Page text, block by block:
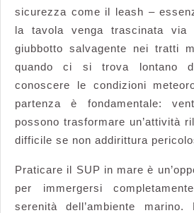
sicurezza come il leash –
la tavola venga trascinata
giubbotto salvagente nei tratti
quando ci si trova lontano
conoscere le condizioni
partenza è fondamentale:
possono trasformare un’attività
difficile se non addirittura
Praticare il SUP in mare è
per immergersi
serenità dell’ambiente